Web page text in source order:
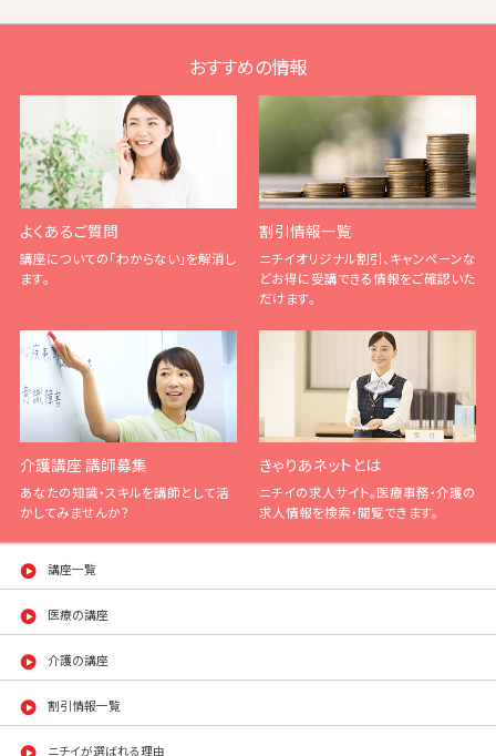
おすすめの情報
よくあるご質問
講座についての「わからない」を解消し
ます。
割引情報一覧
ニチイオリジナル割引、キャンペーンな
どお得に受講できる情報をご確認いた
だけます。
介護講座 講師募集
あなたの知識・スキルを講師として活
かしてみませんか？
きゃりあネットとは
ニチイの求人サイト。医療事務・介護の
求人情報を検索・閲覧できます。
講座一覧
医療の講座
介護の講座
割引情報一覧
ニチイが選ばれる理由